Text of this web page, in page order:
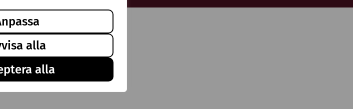
alla
alla